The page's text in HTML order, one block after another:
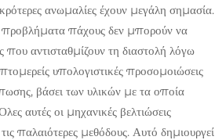
ανωμαλίες έχουν μεγάλη σημασία.
προβλήματα πάχους δεν μπορούν να
αντισταθμίζουν τη διαστολή λόγω
υπολογιστικές προσομοιώσεις
βάσει των υλικών με τα οποία
αυτές οι μηχανικές βελτιώσεις
παλαιότερες μεθόδους. Αυτό δημιουργεί